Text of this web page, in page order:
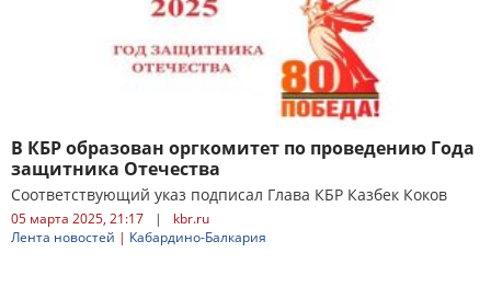
В КБР образован оргкомитет по проведению Года
защитника Отечества
Соответствующий указ подписал Глава КБР Казбек Коков
05 марта 2025, 21:17 |
kbr.ru
Лента новостей | Кабардино-Балкария